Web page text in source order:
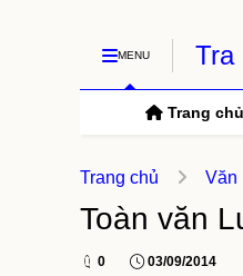
MENU Tra
Trang chủ
Trang chủ Văn
Toàn văn
0 03/09/2014